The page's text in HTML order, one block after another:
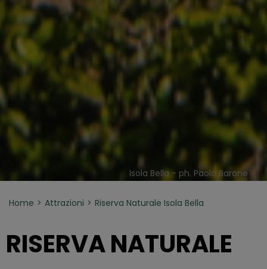
Isola Bella - ph. Paolo Barone
Home Attrazioni Riserva Naturale Isola Bella
RISERVA NATURALE